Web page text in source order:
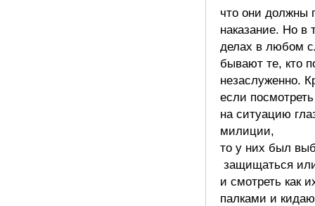
что они должны
наказание. Но в
делах в любом
бывают те, кто
незаслуженно.
если посмотреть
на ситуацию
милиции,
то у них был
защищаться
и смотреть как
палками и